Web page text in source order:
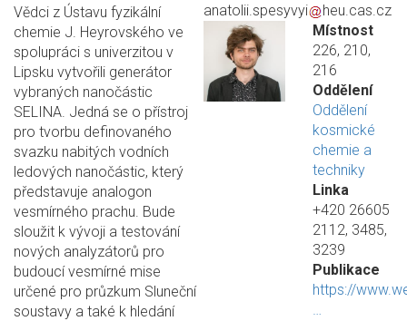
Vědci z Ústavu fyzikální
chemie J. Heyrovského ve
spolupráci s univerzitou v
Lipsku vytvořili generátor
vybraných nanočástic
SELINA. Jedná se o přístroj
pro tvorbu definovaného
svazku nabitých vodních
ledových nanočástic, který
představuje analogon
vesmírného prachu. Bude
sloužit k vývoji a testování
nových analyzátorů pro
budoucí vesmírné mise
určené pro průzkum Sluneční
soustavy a také k hledání
anatolii.spesyvyi
heu.cas.cz
Místnost
226, 210,
216
Oddělení
Oddělení
kosmické
chemie a
techniky
Linka
+420 26605
2112, 3485,
3239
Publikace
https://